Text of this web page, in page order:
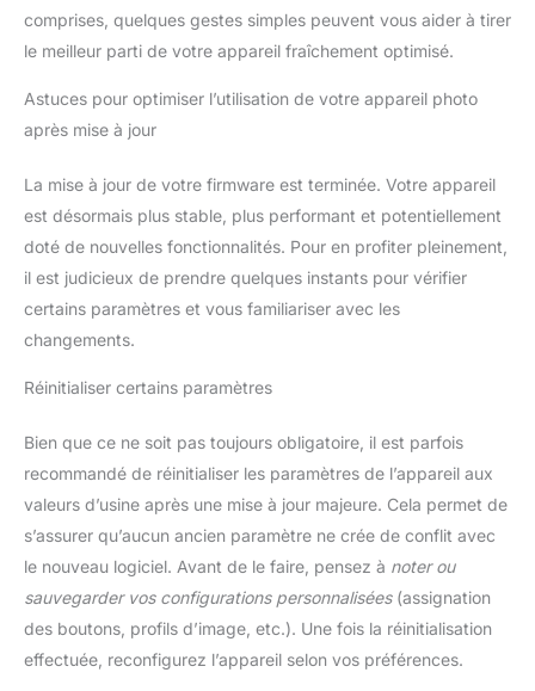
comprises, quelques gestes simples peuvent vous aider à tirer
le meilleur parti de votre appareil fraîchement optimisé.
Astuces pour optimiser l’utilisation de votre appareil photo
après mise à jour
La mise à jour de votre firmware est terminée. Votre appareil
est désormais plus stable, plus performant et potentiellement
doté de nouvelles fonctionnalités. Pour en profiter pleinement,
il est judicieux de prendre quelques instants pour vérifier
certains paramètres et vous familiariser avec les
changements.
Réinitialiser certains paramètres
Bien que ce ne soit pas toujours obligatoire, il est parfois
recommandé de réinitialiser les paramètres de l’appareil aux
valeurs d’usine après une mise à jour majeure. Cela permet de
s’assurer qu’aucun ancien paramètre ne crée de conflit avec
le nouveau logiciel. Avant de le faire, pensez à noter ou
sauvegarder vos configurations personnalisées(assignation
des boutons, profils d’image, etc.). Une fois la réinitialisation
effectuée, reconfigurez l’appareil selon vos préférences.